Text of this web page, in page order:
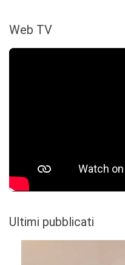
Web TV
Ultimi pubblicati